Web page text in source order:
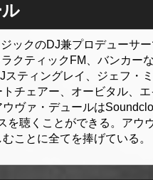
ックのDJ兼プロデューサ
クティックFM、バンカー
ティングレイ、ジェフ・
チェアー、オービタル、
ヴァ・デュールは
聴くことができる。アウ
ことに全てを捧げている。